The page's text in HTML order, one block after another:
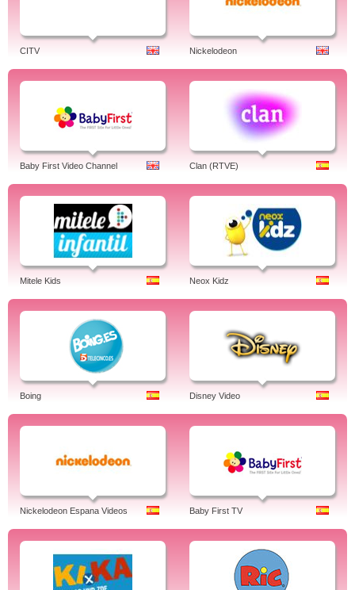
CITV Nickelodeon
Baby First Video Channel Clan (RTVE)
Mitele Kids Neox Kidz
Boing Disney Video
Nickelodeon Espana Videos Baby First TV